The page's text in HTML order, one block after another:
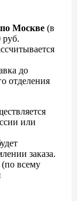
Москве (в
до
отделения
или
заказа.
(по всему